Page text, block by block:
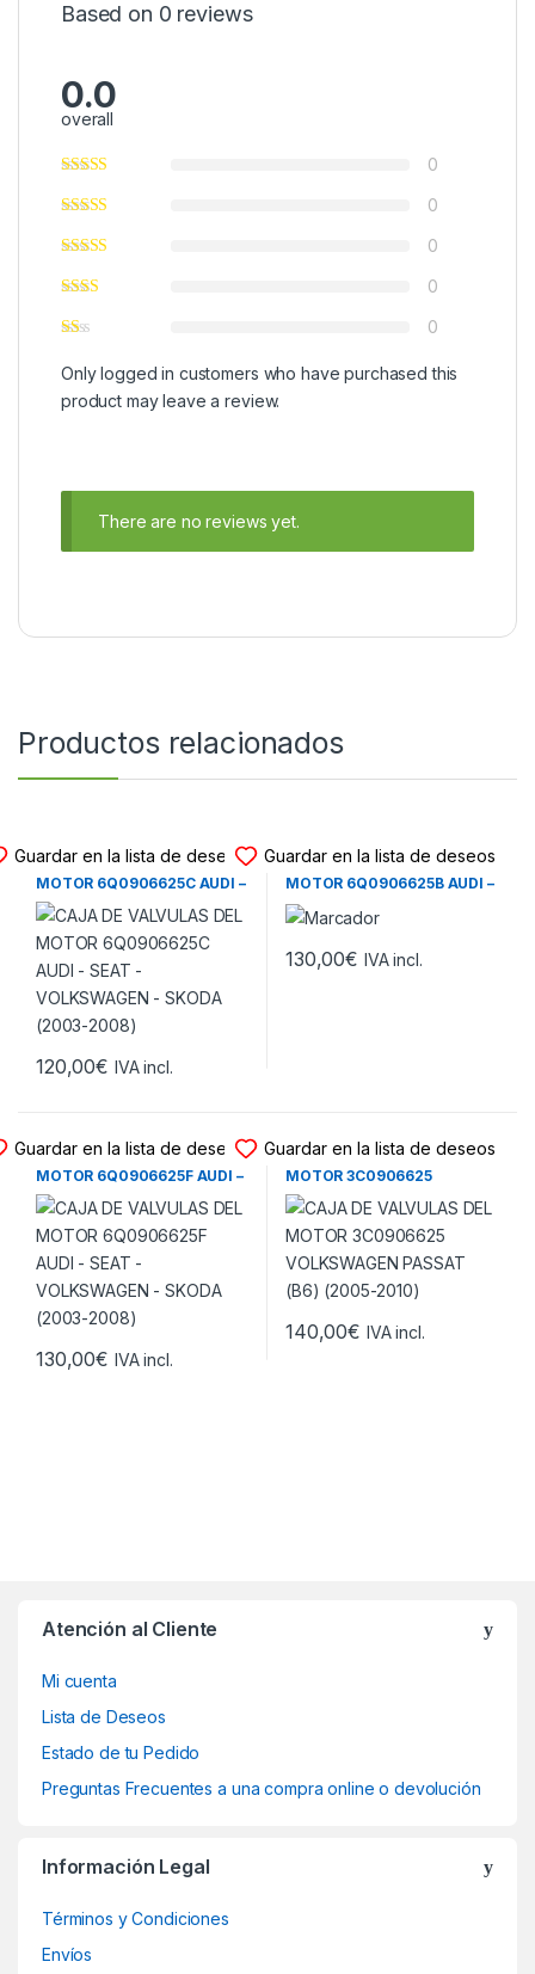
Based on 0 reviews
0.0
overall
0
0
0
0
0
Only logged in customers who have purchased this
product may leave a review.
There are no reviews yet.
Productos relacionados
Guardar en la lista de deseos
CAJA DE VALVULAS DEL
MOTOR 6Q0906625C AUDI –
SEAT – VOLKSWAGEN –
SKODA (2003-2008)
120,00€ IVA incl.
Guardar en la lista de deseos
CAJA DE VALVULAS DEL
MOTOR 6Q0906625B AUDI –
SEAT – VOLKSWAGEN –
SKODA (2003-2008)
130,00€ IVA incl.
Guardar en la lista de deseos
CAJA DE VALVULAS DEL
MOTOR 6Q0906625F AUDI –
SEAT – VOLKSWAGEN –
SKODA (2003-2008)
130,00€ IVA incl.
Guardar en la lista de deseos
CAJA DE VALVULAS DEL
MOTOR 3C0906625
VOLKSWAGEN PASSAT (B6)
(2005-2010)
140,00€ IVA incl.
Atención al Cliente
Mi cuenta
Lista de Deseos
Estado de tu Pedido
Preguntas Frecuentes a una compra online o devolución
Información Legal
Términos y Condiciones
Envíos